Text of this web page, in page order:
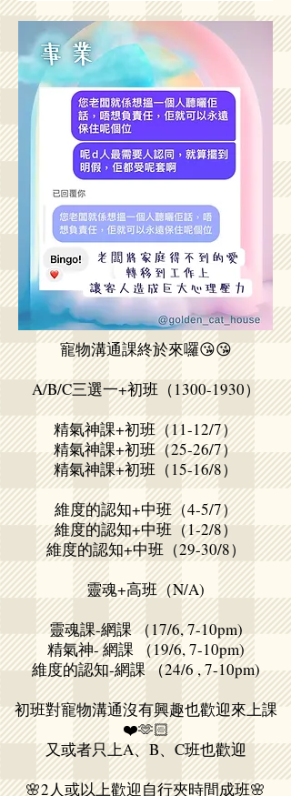
寵物溝通課終於來囉😘😘
A/B/C三選一+初班（1300-1930）
精氣神課+初班（11-12/7）
精氣神課+初班（25-26/7）
精氣神課+初班（15-16/8）
維度的認知+中班（4-5/7）
維度的認知+中班（1-2/8）
維度的認知+中班（29-30/8）
靈魂+高班（N/A)
靈魂課-網課 （17/6, 7-10pm)
精氣神- 網課 （19/6, 7-10pm)
維度的認知-網課 （24/6 , 7-10pm)
初班對寵物溝通沒有興趣也歡迎來上課
❤️🫶🏻
又或者只上A、B、C班也歡迎